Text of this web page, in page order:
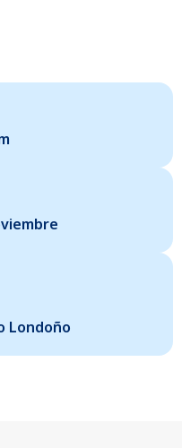
Londoño